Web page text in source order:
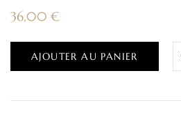
36,00 €
AJOUTER AU PANIER